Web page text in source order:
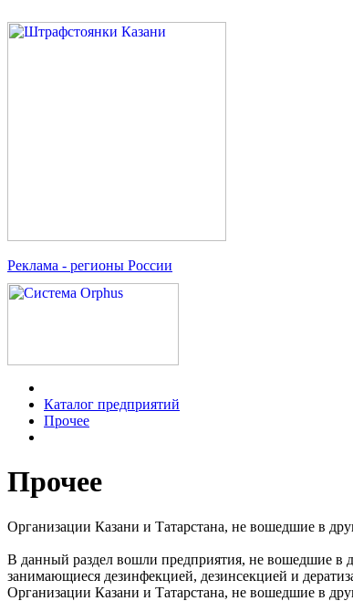
Реклама - регионы России
Каталог предприятий
Прочее
Прочее
Организации Казани и Татарстана, не вошедшие в
В данный раздел вошли предприятия, не вошедшие в
занимающиеся дезинфекцией, дезинсекцией и
Организации Казани и Татарстана, не вошедшие в